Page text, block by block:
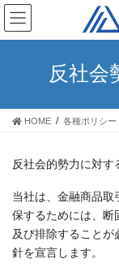
コ
ン
テ
ス
ナ
ビ
ゲ
ン
反社会
HOME 各種ポリシー
反社会的勢力に対す
当社は、金融商品取
保するためには、断
及び排除すること
針を宣言します。